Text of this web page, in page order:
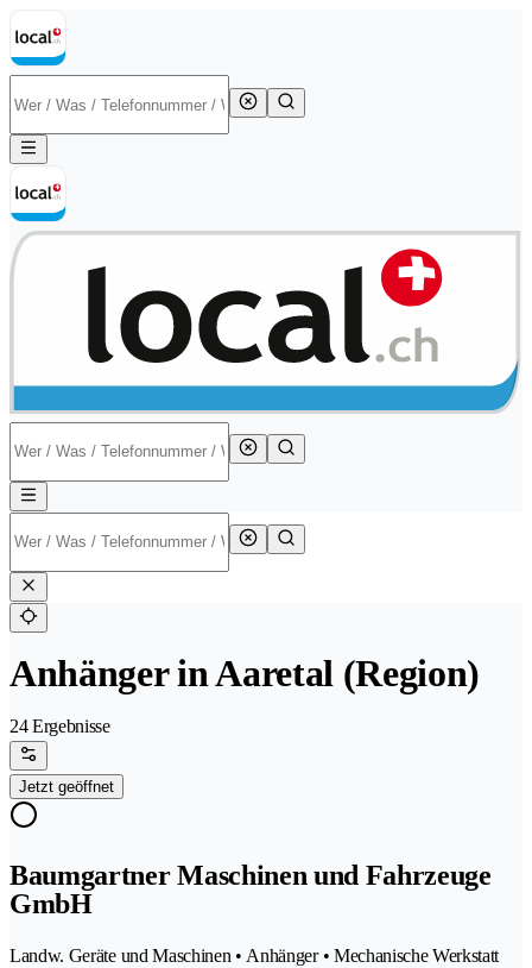
Anhänger in Aaretal (Region)
24 Ergebnisse
Jetzt geöffnet
Baumgartner Maschinen und Fahrzeuge
GmbH
Landw. Geräte und Maschinen • Anhänger • Mechanische Werkstatt